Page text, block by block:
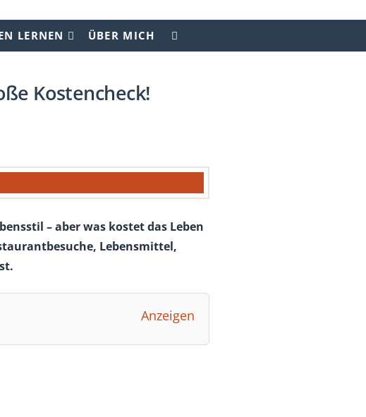
LERNEN ÜBER MICH
Kostencheck!
– aber was kostet das Leben
Lebensmittel,
Anzeigen